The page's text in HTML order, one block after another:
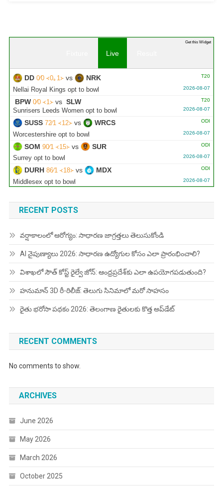
Live
T20
DD 0∕0 ᚜0｡1᚛vs NRK
2026-08-07
Nellai Royal Kings opt to bowl
T20
BPW 0∕0 ᚜1᚛vs SLW
2026-08-07
Sunrisers Leeds Women opt to bowl
ODI
SUSS 72∕1 ᚜12᚛vs WRCS
2026-08-07
Worcestershire opt to bowl
ODI
SOM 90∕1 ᚜15᚛vs SUR
2026-08-07
Surrey opt to bowl
ODI
DURH 86∕1 ᚜18᚛vs MDX
2026-08-07
Middlesex opt to bowl
Yorkshire need 271 runs
ESX 312∕10 ᚜47｡1᚛vs GLAM
AFG 220∕4 ᚜37｡4᚛ IRE
2026-08-07
Match reduced to 47 overs per side due to wet outfield -
Ireland opt to bowl
Get this Widget
RECENT POSTS
వర్షాకాలంలో ఆరోగ్యం: సాధారణ జాగ్రత్తలు తెలుసుకోండి
AI నైపుణ్యాలు 2026: సాధారణ ఉద్యోగుల కోసం ఎలా ప్రారంభించాలి?
విశాఖలో సౌత్ కోస్ట్ రైల్వే జోన్: ఆంధ్రప్రదేశ్‌కు ఎలా ఉపయోగపడుతుంది?
హనుమాన్ 3D రీ-రిలీజ్: తెలుగు సినిమాలో మరో సాహసం
రైతు భరోసా పథకం 2026: తెలంగాణ రైతులకు కొత్త అప్‌డేట్
RECENT COMMENTS
No comments to show.
ARCHIVES
June 2026
May 2026
March 2026
October 2025